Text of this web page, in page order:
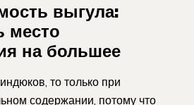
выгула:
место
на большее
то только при
содержании, потому что